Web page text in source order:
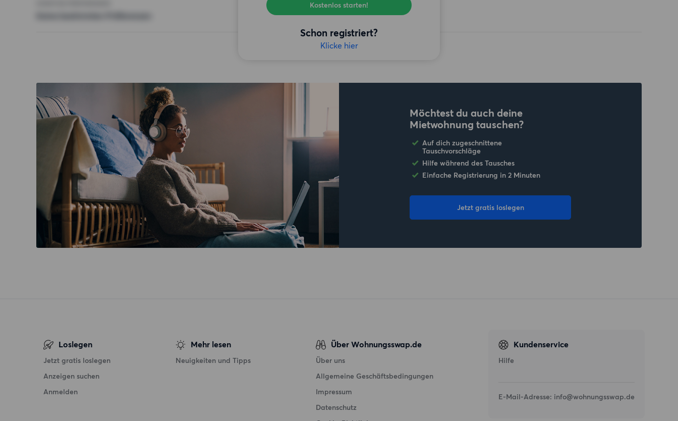
Kostenlos starten!
Schon registriert?
Klicke hier
Möchtest du auch deine
Mietwohnung tauschen?
Auf dich zugeschnittene
Tauschvorschläge
Hilfe während des Tausches
Einfache Registrierung in 2 Minuten
Jetzt gratis loslegen
Loslegen
Jetzt gratis loslegen
Anzeigen suchen
Anmelden
Mehr lesen
Neuigkeiten und Tipps
Über Wohnungsswap.de
Über uns
Allgemeine Geschäftsbedingungen
Impressum
Datenschutz
Kundenservice
Hilfe
E-Mail-Adresse: info@wohnungsswap.de